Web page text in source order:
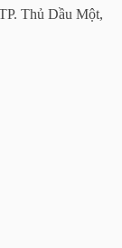
Thủ Dầu Một,